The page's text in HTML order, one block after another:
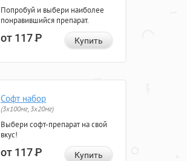
Попробуй и выбери наиболее
понравившийся препарат.
от 117Р Купить
Софт набор
(3x100мг, 3x20мг)
Выбери софт-препарат на свой
вкус!
от 117Р Купить